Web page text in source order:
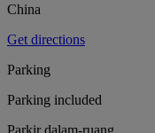
China
Get directions
Parking
Parking included
Parkir dalam-ruang